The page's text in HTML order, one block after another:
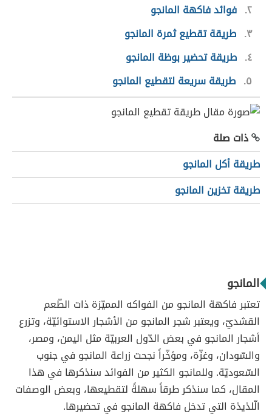
٢ فوائد فاكهة المانجو
٣ طريقة تقطيع ثمرة المانجو
٤ طريقة تحضير بوظة المانجو
٥ طريقة سريعة لتقطيع المانجو
ذات صلة
طريقة أكل المانجو
طريقة تخزين المانجو
المانجو
تعتبر فاكهة المانجو من الفواكه المميّزة ذات الطّعم
القشديّ، ويعتبر شجر المانجو من الأشجار الاستوائيّة، وتزرع
أشجار المانجو في بعض الدّول العربيّة مثل اليمن، ومصر،
والسّودان، وغزّة، ومؤخّراً نجحت زراعة المانجو في جنوب
السّعوديّة. وللمانجو الكثير من الفوائد سنذكرها في هذا
المقال، كما سنذكر طرقاً سهلةً لتقطيعها، وبعض الوصفات
الّلذيذة التي تدخل فاكهة المانجو في تحضيرها.